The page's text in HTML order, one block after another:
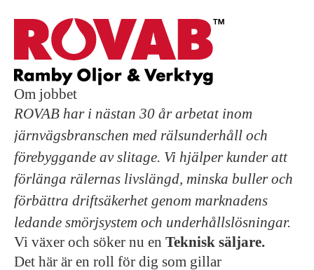
Om jobbet
ROVAB har i nästan 30 år arbetat inom
järnvägsbranschen med rälsunderhåll och
förebyggande av slitage. Vi hjälper kunder att
förlänga rälernas livslängd, minska buller och
förbättra driftsäkerhet genom marknadens
ledande smörjsystem och underhållslösningar.
Vi växer och söker nu en Teknisk säljare.
Det här är en roll för dig som gillar